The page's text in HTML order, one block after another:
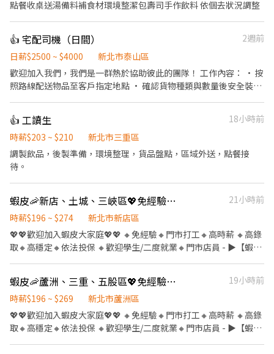
點餐收桌送湯備料補食材環境整潔包壽司手作飲料 依個去狀況調整
👍 宅配司機（日間）
2週前
日薪$2500 ~ $4000
新北市泰山區
歡迎加入我們，我們是一群熱於協助彼此的團隊！ 工作內容： • 按
照路線配送物品至客戶指定地點 • 確認貨物種類與數量後安全裝載
處 • 提供在職訓練，陪你慢慢學會工作 沒經驗沒關係，帶著笑容就
能安心開始！
👍 工讀生
18小時前
時薪$203 ~ $210
新北市三重區
調製飲品，後製準備，環境整理，貨品盤點，區域外送，點餐接
待。
蝦皮🦐新店、土城、三峽區💖免經驗｜高時薪｜高錄取｜自選門市｜工作簡單｜包裹理貨員
21小時前
時薪$196 ~ $274
新北市新店區
💖💖歡迎加入蝦皮大家庭💖💖 🔸免經驗🔸門市打工🔸高時薪 🔸高錄
取🔸高穩定🔸依法投保 🔸歡迎學生/二度就業🔸門市店員 - ▶【蝦皮
5間門市) 4. 有人店無須騎車 5. 須配合調店、支援【提供完整SOP及
店面實習】 - ▶【智取店】：上班時間 固定早班：07:00 - 13:30、
08:30 - 13:30 固定晚班：17:30 - 23:30、18:30 - 24:00 固定夜班：
23:30 - 03:30 (每周至少配合4天，包含假日需排班) - ▶【一般門市
／有人店】： 上班時間 固定早班： 10:30-17:30 固定晚班： 16:15-
蝦皮🦐蘆洲、三重、五股區💖免經驗｜自選門市｜高時薪｜高錄取｜包裹理貨員｜快速報到
19小時前
時薪$196 ~ $269
新北市蘆洲區
💖💖歡迎加入蝦皮大家庭💖💖 🔸免經驗🔸門市打工🔸高時薪 🔸高錄
取🔸高穩定🔸依法投保 🔸歡迎學生/二度就業🔸門市店員 - ▶【蝦皮